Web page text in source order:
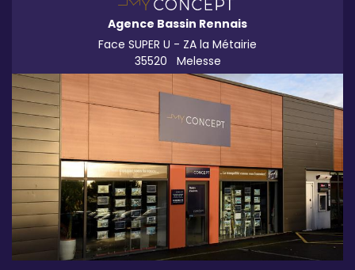
Agence Bassin Rennais
Face SUPER U - ZA la Métairie
35520
Melesse